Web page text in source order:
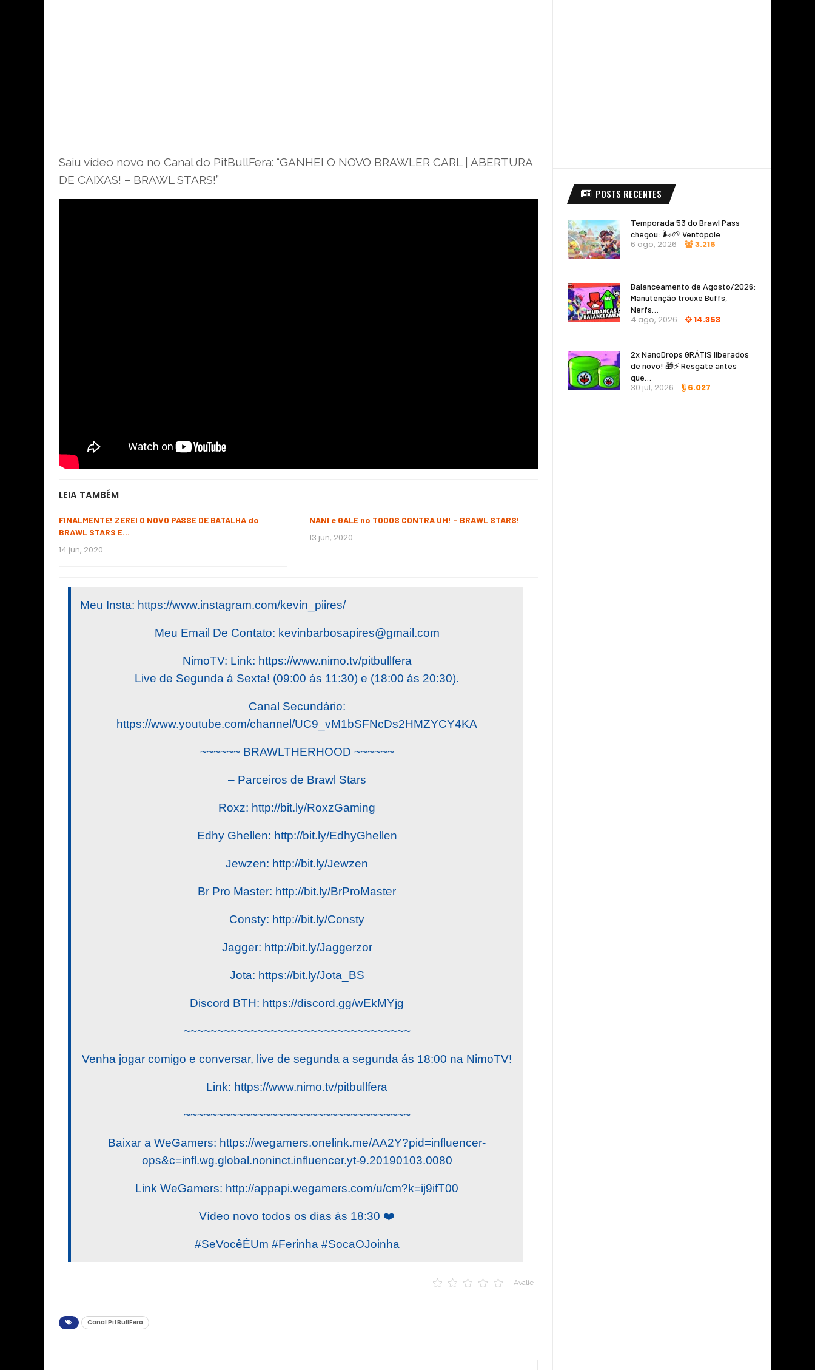
Saiu vídeo novo no Canal do PitBullFera: “GANHEI O NOVO BRAWLER CARL | ABERTURA
DE CAIXAS! – BRAWL STARS!”
LEIA TAMBÉM
FINALMENTE! ZEREI O NOVO PASSE DE BATALHA do
BRAWL STARS E…
14 jun, 2020
NANI e GALE no TODOS CONTRA UM! – BRAWL STARS!
13 jun, 2020
Meu Insta: https://www.instagram.com/kevin_piires/
Meu Email De Contato: kevinbarbosapires@gmail.com
NimoTV: Link: https://www.nimo.tv/pitbullfera
Live de Segunda á Sexta! (09:00 ás 11:30) e (18:00 ás 20:30).
Canal Secundário:
https://www.youtube.com/channel/UC9_vM1bSFNcDs2HMZYCY4KA
~~~~~~ BRAWLTHERHOOD ~~~~~~
– Parceiros de Brawl Stars
Roxz: http://bit.ly/RoxzGaming
Edhy Ghellen: http://bit.ly/EdhyGhellen
Jewzen: http://bit.ly/Jewzen
Br Pro Master: http://bit.ly/BrProMaster
Consty: http://bit.ly/Consty
Jagger: http://bit.ly/Jaggerzor
Jota: https://bit.ly/Jota_BS
Discord BTH: https://discord.gg/wEkMYjg
~~~~~~~~~~~~~~~~~~~~~~~~~~~~~~~~~~
Venha jogar comigo e conversar, live de segunda a segunda ás 18:00 na NimoTV!
Link: https://www.nimo.tv/pitbullfera
~~~~~~~~~~~~~~~~~~~~~~~~~~~~~~~~~~
Baixar a WeGamers: https://wegamers.onelink.me/AA2Y?pid=influencer-
ops&c=infl.wg.global.noninct.influencer.yt-9.20190103.0080
Link WeGamers: http://appapi.wegamers.com/u/cm?k=ij9ifT00
Vídeo novo todos os dias ás 18:30 ❤️
#SeVocêÉUm #Ferinha #SocaOJoinha
Avalie
Canal PitBullFera
POSTS RECENTES
Temporada 53 do Brawl Pass
chegou: 🌬️🌱 Ventópole
6 ago, 2026 3.216
Balanceamento de Agosto/2026:
Manutenção trouxe Buffs,
Nerfs…
4 ago, 2026 14.353
2x NanoDrops GRÁTIS liberados
de novo! 🎁⚡ Resgate antes
que…
30 jul, 2026 6.027